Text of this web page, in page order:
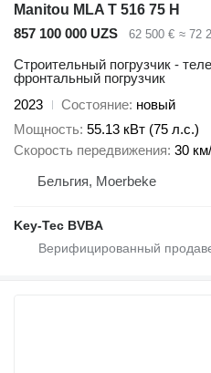
Manitou MLA T 516 75 H
857 100 000 UZS
62 500 € ≈ 72
Строительный погрузчик -
фронтальный погрузчик
2023
Состояние новый
Мощность 55.13 кВт (75 л.с.)
Скорость передвижения 30
Бельгия, Moerbeke
Key-Tec BVBA